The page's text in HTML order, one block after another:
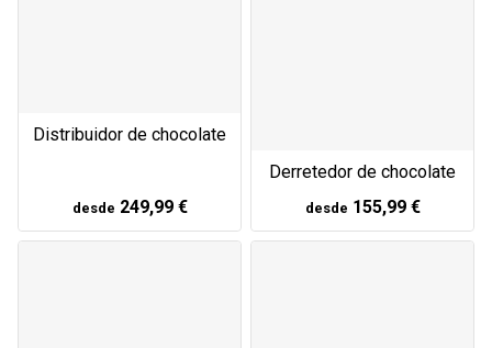
Distribuidor de chocolate
desde 249,99 €
Derretedor de chocolate
desde 155,99 €